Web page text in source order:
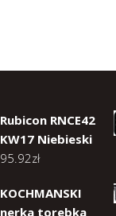
Rubicon RNCE42
KW17 Niebieski
95.92zł
KOCHMANSKI
nerka torebka